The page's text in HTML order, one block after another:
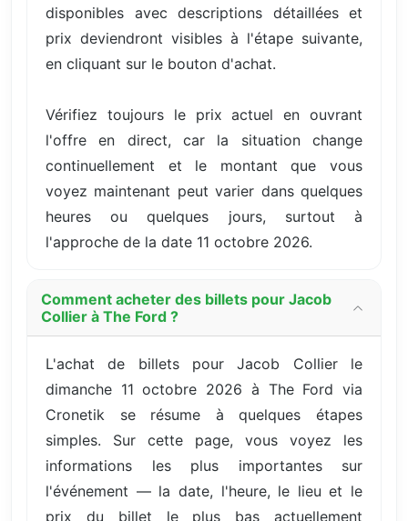
disponibles avec descriptions détaillées et
prix deviendront visibles à l'étape suivante,
en cliquant sur le bouton d'achat.
Vérifiez toujours le prix actuel en ouvrant
l'offre en direct, car la situation change
continuellement et le montant que vous
voyez maintenant peut varier dans quelques
heures ou quelques jours, surtout à
l'approche de la date 11 octobre 2026.
Comment acheter des billets pour Jacob
Collier à The Ford ?
L'achat de billets pour Jacob Collier le
dimanche 11 octobre 2026 à The Ford via
Cronetik se résume à quelques étapes
simples. Sur cette page, vous voyez les
informations les plus importantes sur
l'événement — la date, l'heure, le lieu et le
prix du billet le plus bas actuellement